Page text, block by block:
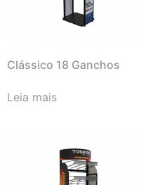
Clássico 18 Ganchos
Leia mais